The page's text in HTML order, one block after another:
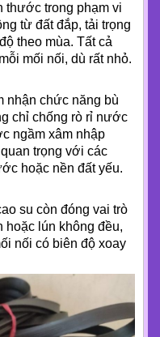
thước trong phạm vi
từ đất đắp, tải trọng
theo mùa. Tất cả
mối nối, dù rất nhỏ.
nhận chức năng bù
chỉ chống rò rỉ nước
ngầm xâm nhập
trọng với các
hoặc nền đất yếu.
su còn đóng vai trò
hoặc lún không đều,
nối có biên độ xoay